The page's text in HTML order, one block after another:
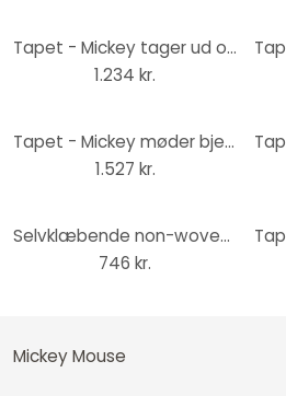
Tapet - Mickey tager ud og surfer - 200 x 280 cm
1.234 kr.
Tapet - Mickey møder bjerget - 300 x 280 cm
1.527 kr.
Selvklæbende non-woven tapet - Mickey Hang in There - 125 x 125 cm
746 kr.
Mickey Mouse